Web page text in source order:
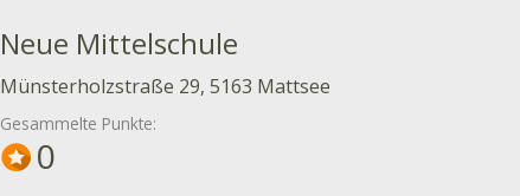
Neue Mittelschule
Münsterholzstraße 29, 5163 Mattsee
Gesammelte Punkte:
0